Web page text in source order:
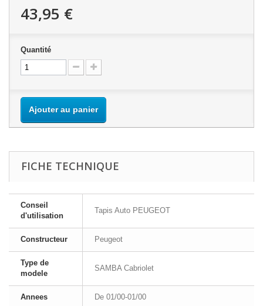
43,95 €
Quantité
Ajouter au panier
FICHE TECHNIQUE
Conseil
d'utilisation
Tapis Auto PEUGEOT
Constructeur Peugeot
Type de
modele
SAMBA Cabriolet
Annees De 01/00-01/00